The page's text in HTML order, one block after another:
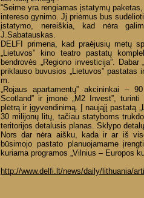
“Seime yra rengiamas įstatymų
intereso gynimo. Jį priėmus bus
įstatymo, nereiškia, kad nėra
J.Sabatauskas.
DELFI primena, kad praėjusių metų
„Lietuvos” kino teatro pastatų
bendrovės „Regiono investicija”.
priklauso buvusios „Lietuvos”
m.
„Rojaus apartamentų” akcininkai –
Scotland” ir įmonė „M2 Invest”,
plėtrą ir įgyvendinimą. Į naująjį pastatą
30 milijonų litų, tačiau statyboms
teritorijos detalusis planas. Sklypo
Nors dar nėra aišku, kada ir ar iš
būsimojo pastato planuojamame
kuriama programos „Vilnius – Europos
http://www.delfi.lt/news/daily/lithuania/